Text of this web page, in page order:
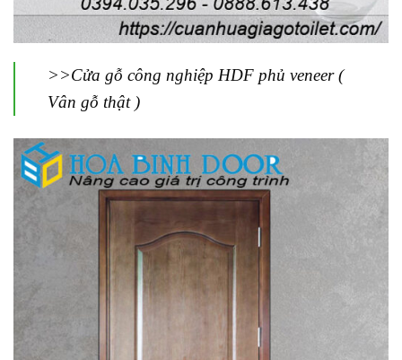
>>Cửa gỗ công nghiệp HDF phủ veneer (
Vân gỗ thật )